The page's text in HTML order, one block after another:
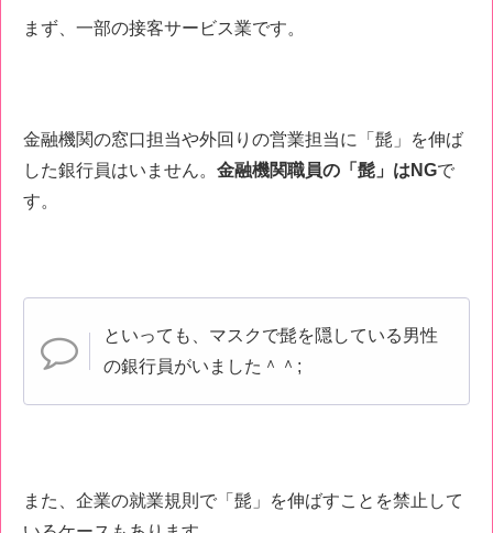
まず、一部の接客サービス業です。
金融機関の窓口担当や外回りの営業担当に「髭」を伸ば
した銀行員はいません。 金融機関職員の「髭」はNGで
す。
といっても、マスクで髭を隠している男性
の銀行員がいました＾＾;
また、企業の就業規則で「髭」を伸ばすことを禁止して